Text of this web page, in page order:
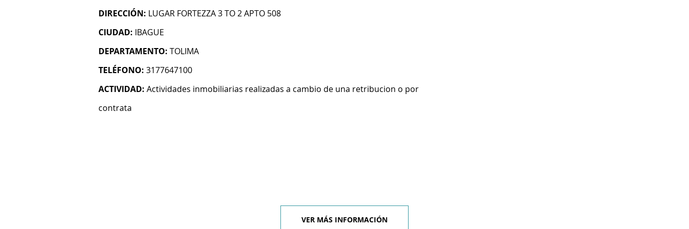
DIRECCIÓN: LUGAR FORTEZZA 3 TO 2 APTO 508
CIUDAD: IBAGUE
DEPARTAMENTO: TOLIMA
TELÉFONO: 3177647100
ACTIVIDAD: Actividades inmobiliarias realizadas a cambio de una retribucion o por
contrata
VER MÁS INFORMACIÓN